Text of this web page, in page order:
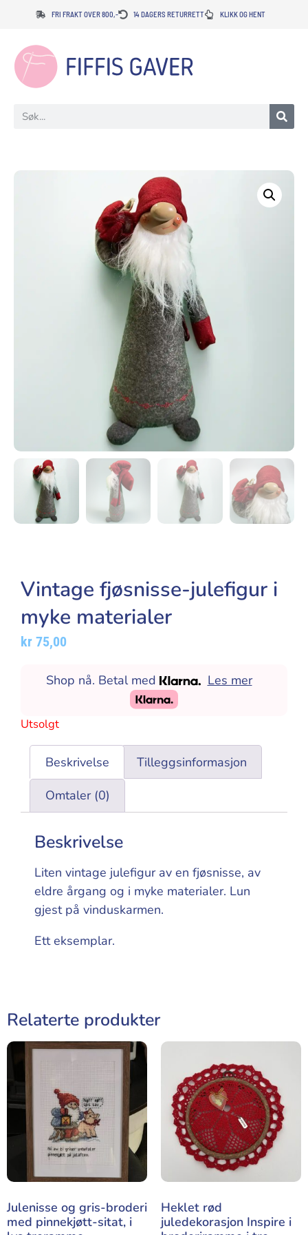
FRI FRAKT OVER 800,- 14 DAGERS RETURRETT KLIKK OG HENT
Vintage fjøsnisse-julefigur i
myke materialer
kr 75,00
Shop nå. Betal med Les mer
Utsolgt
Beskrivelse Tilleggsinformasjon
Omtaler (0)
Beskrivelse
Liten vintage julefigur av en fjøsnisse, av
eldre årgang og i myke materialer. Lun
gjest på vinduskarmen.
Ett eksemplar.
Relaterte produkter
Julenisse og gris-broderi
med pinnekjøtt-sitat, i
Heklet rød
juledekorasjon Inspire i